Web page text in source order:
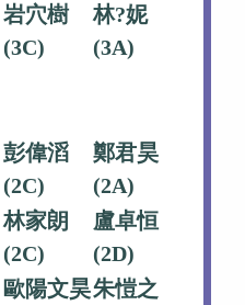
岩穴樹
(3C)
林?妮
(3A)
彭偉滔
(2C)
鄭君昊
(2A)
林家朗
(2C)
盧卓恒
(2D)
歐陽文昊朱愷之